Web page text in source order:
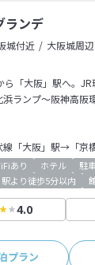
ランデ
城付近
大阪城周辺
「大阪」駅へ。JR
ランプ～阪神高阪
線「大阪」駅→「
あり ホテル 駐
より徒歩5分以内
4.0
プラン